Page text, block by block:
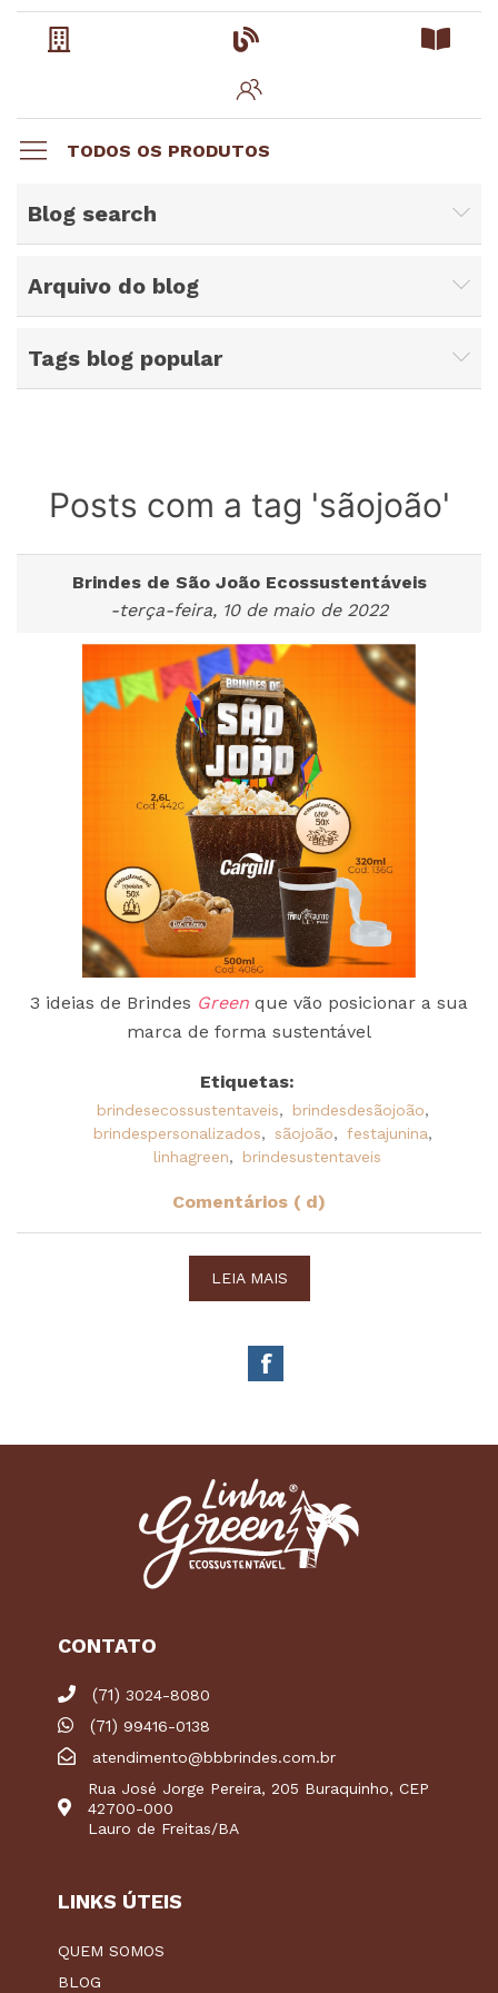
TODOS OS PRODUTOS
Blog search
Arquivo do blog
Tags blog popular
Posts com a tag 'sãojoão'
Brindes de São João Ecossustentáveis
-terça-feira, 10 de maio de 2022
3 ideias de Brindes Green que vão posicionar a sua
marca de forma sustentável
Etiquetas:
brindesecossustentaveis, brindesdesãojoão,
brindespersonalizados, sãojoão, festajunina,
linhagreen, brindesustentaveis
Comentários ( d)
LEIA MAIS
CONTATO
(71) 3024-8080
(71) 99416-0138
atendimento@bbbrindes.com.br
Rua José Jorge Pereira, 205 Buraquinho, CEP
42700-000
Lauro de Freitas/BA
LINKS ÚTEIS
QUEM SOMOS
BLOG